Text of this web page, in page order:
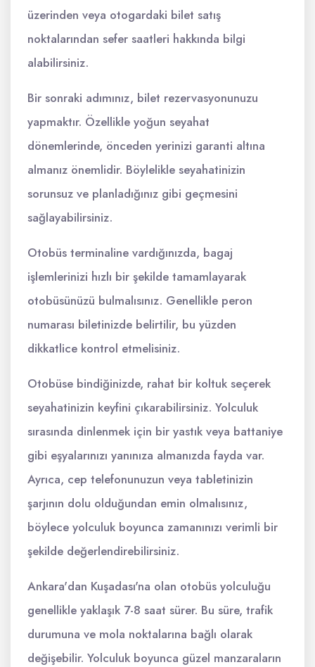
üzerinden veya otogardaki bilet satış
noktalarından sefer saatleri hakkında bilgi
alabilirsiniz.
Bir sonraki adımınız, bilet rezervasyonunuzu
yapmaktır. Özellikle yoğun seyahat
dönemlerinde, önceden yerinizi garanti altına
almanız önemlidir. Böylelikle seyahatinizin
sorunsuz ve planladığınız gibi geçmesini
sağlayabilirsiniz.
Otobüs terminaline vardığınızda, bagaj
işlemlerinizi hızlı bir şekilde tamamlayarak
otobüsünüzü bulmalısınız. Genellikle peron
numarası biletinizde belirtilir, bu yüzden
dikkatlice kontrol etmelisiniz.
Otobüse bindiğinizde, rahat bir koltuk seçerek
seyahatinizin keyfini çıkarabilirsiniz. Yolculuk
sırasında dinlenmek için bir yastık veya battaniye
gibi eşyalarınızı yanınıza almanızda fayda var.
Ayrıca, cep telefonunuzun veya tabletinizin
şarjının dolu olduğundan emin olmalısınız,
böylece yolculuk boyunca zamanınızı verimli bir
şekilde değerlendirebilirsiniz.
Ankara'dan Kuşadası'na olan otobüs yolculuğu
genellikle yaklaşık 7-8 saat sürer. Bu süre, trafik
durumuna ve mola noktalarına bağlı olarak
değişebilir. Yolculuk boyunca güzel manzaraların